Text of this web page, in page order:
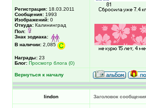
Регистрация: 18.03.2011
Сообщения: 1993
Изображений: 0
Откуда: Калининград
Пол:
Знак зодиака:
В наличии: 2,085
Награды: 23
Блог: Просмотр блога (0)
Вернуться к началу
lindon Заголовок